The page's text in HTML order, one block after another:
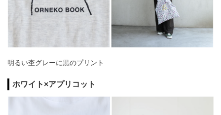
明るい杢グレーに黒のプリント
ホワイト×アプリコット